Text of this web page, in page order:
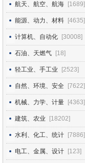
航天、航空、航海 [1689]
能源、动力、材料 [4635]
计算机、自动化 [30008]
石油、天燃气 [18]
轻工业、手工业 [2523]
自然、环境、安全 [7622]
机械、力学、计量 [4363]
建筑、农业 [18202]
水利、化工、统计 [7886]
电工、金属、设计 [123]